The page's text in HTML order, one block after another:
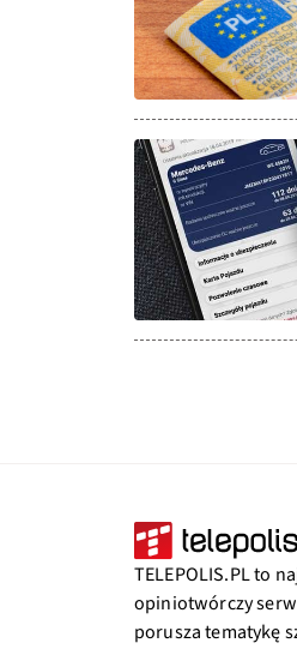
TELEPOLIS.PL to
opiniotwórczy
porusza tematykę